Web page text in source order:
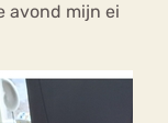
avond mijn ei